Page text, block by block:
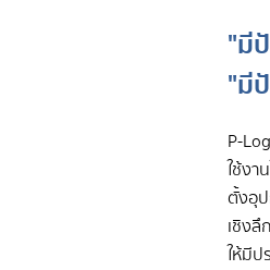
"มี
"มี
P-
ใช้งา
ตั้งอุ
เชิง
ให้มี